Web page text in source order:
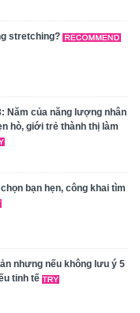
stretching?
Năm của năng lượng nhân
hò, giới trẻ thành thị làm
bạn hẹn, công khai tìm
nhưng nếu không lưu ý 5
tinh tế